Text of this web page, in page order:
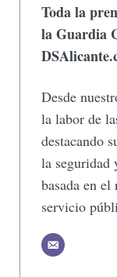
Toda la
la Guardia
Desde
la labor de
destacando
la seguridad
basada en
servicio